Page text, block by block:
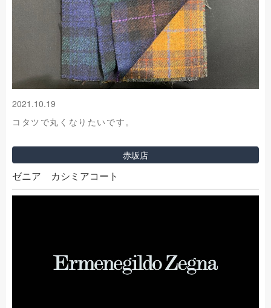
2021.10.19
コタツで丸くなりたいです。
赤坂店
ゼニア カシミアコート